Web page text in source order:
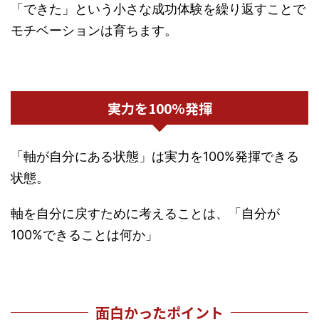
「できた」という小さな成功体験を繰り返すことで
モチベーションは育ちます。
実力を100%発揮
「軸が自分にある状態」は実力を100%発揮できる
状態。
軸を自分に戻すために考えることは、「自分が
100%できることは何か」
面白かったポイント